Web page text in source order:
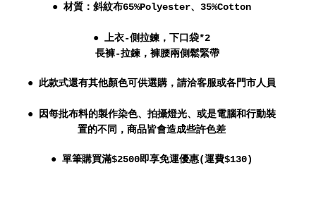
● 材質：斜紋布65%Polyester、35%Cotton
● 上衣-側拉鍊，下口袋*2
長褲-拉鍊，褲腰兩側鬆緊帶
● 此款式還有其他顏色可供選購，請洽客服或各門市人員
● 因每批布料的製作染色、拍攝燈光、或是電腦和行動裝
置的不同，商品皆會造成些許色差
● 單筆購買滿$2500即享免運優惠(運費$130)